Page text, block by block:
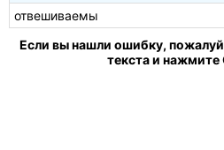
отвешиваемы
Если вы нашли ошибку,
текста и